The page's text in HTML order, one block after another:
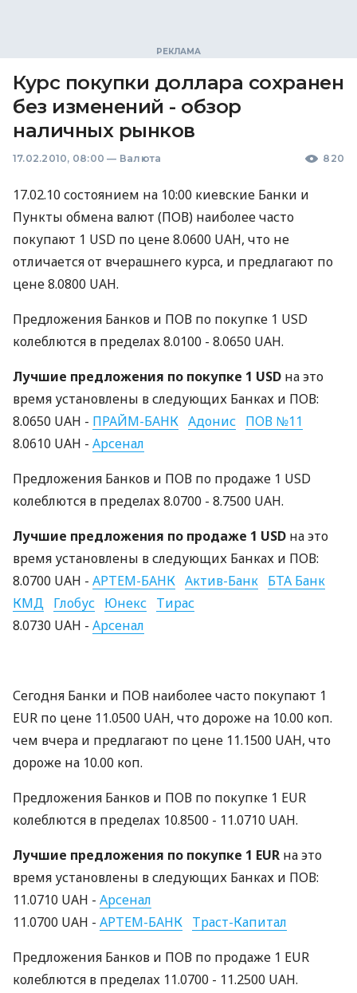
Курс покупки доллара сохранен
без изменений - обзор
наличных рынков
17.02.2010, 08:00 — Валюта 820
17.02.10 состоянием на 10:00 киевские Банки и
Пункты обмена валют (ПОВ) наиболее часто
покупают 1 USD по цене 8.0600 UAH, что не
отличается от вчерашнего курса, и предлагают по
цене 8.0800 UAH.
Предложения Банков и ПОВ по покупке 1 USD
колеблются в пределах 8.0100 - 8.0650 UAH.
Лучшие предложения по покупке 1 USD на это
время установлены в следующих Банках и ПОВ:
8.0650 UAH - ПРАЙМ-БАНК Адонис ПОВ №11
8.0610 UAH - Арсенал
Предложения Банков и ПОВ по продаже 1 USD
колеблются в пределах 8.0700 - 8.7500 UAH.
Лучшие предложения по продаже 1 USD на это
время установлены в следующих Банках и ПОВ:
8.0700 UAH - АРТЕМ-БАНК Актив-Банк БТА Банк
КМД Глобус Юнекс Тирас
8.0730 UAH - Арсенал
Сегодня Банки и ПОВ наиболее часто покупают 1
EUR по цене 11.0500 UAH, что дороже на 10.00 коп.
чем вчера и предлагают по цене 11.1500 UAH, что
дороже на 10.00 коп.
Предложения Банков и ПОВ по покупке 1 EUR
колеблются в пределах 10.8500 - 11.0710 UAH.
Лучшие предложения по покупке 1 EUR на это
время установлены в следующих Банках и ПОВ:
11.0710 UAH - Арсенал
11.0700 UAH - АРТЕМ-БАНК Траст-Капитал
Предложения Банков и ПОВ по продаже 1 EUR
колеблются в пределах 11.0700 - 11.2500 UAH.